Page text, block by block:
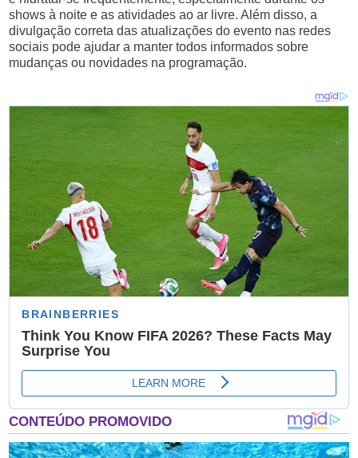
shows à noite e as atividades ao ar livre. Além disso, a
divulgação correta das atualizações do evento nas redes
sociais pode ajudar a manter todos informados sobre
mudanças ou novidades na programação.